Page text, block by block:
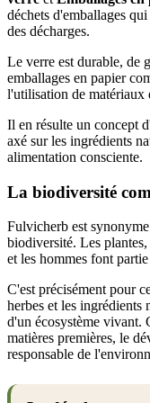
déchets d'emballages
des décharges.
Le verre est durable, de
emballages en papier
l'utilisation de matériaux
Il en résulte un concept
axé sur les ingrédients
alimentation consciente.
La biodiversité
Fulvicherb est
biodiversité. Les
et les hommes font
C'est précisément pour
herbes et les ingrédients
d'un écosystème vivant.
matières premières, le
responsable de